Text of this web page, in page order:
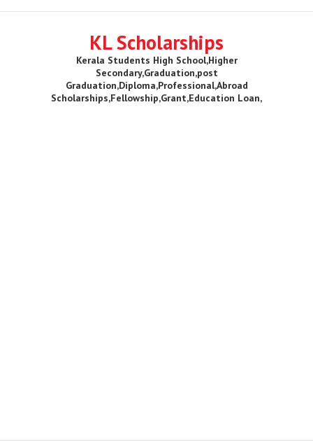
KL Scholarships
Kerala Students High School,Higher
Secondary,Graduation,post
Graduation,Diploma,Professional,Abroad
Scholarships,Fellowship,Grant,Education Loan,